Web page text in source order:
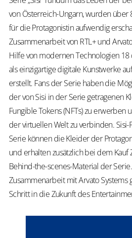
von Österreich-Ungarn, wurden über
für die Protagonistin aufwendig
Zusammenarbeit von RTL+ und
Hilfe von modernen Technologien
als einzigartige digitale Kunstwerke
erstellt. Fans der Serie haben die
der von Sisi in der Serie getragenen
Fungible Tokens (NFTs) zu erwerben
der virtuellen Welt zu verbinden.
Serie können die Kleider der
und erhalten zusätzlich bei dem Kauf
Behind-the-scenes-Material der
Zusammenarbeit mit Arvato Systems
Schritt in die Zukunft des